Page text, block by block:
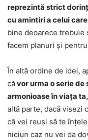
reprezintă strict
cu amintiri a celui
bine deoarece trebuie
facem planuri și
În altă ordine de idei,
căvor urma o serie
armonioase în viața
altă parte, dacă visezi
că vei reuși să te
niciun caz nu vei da